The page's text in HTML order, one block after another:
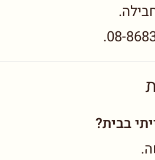
בבית?